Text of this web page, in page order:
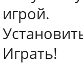
игрой.
Играть!